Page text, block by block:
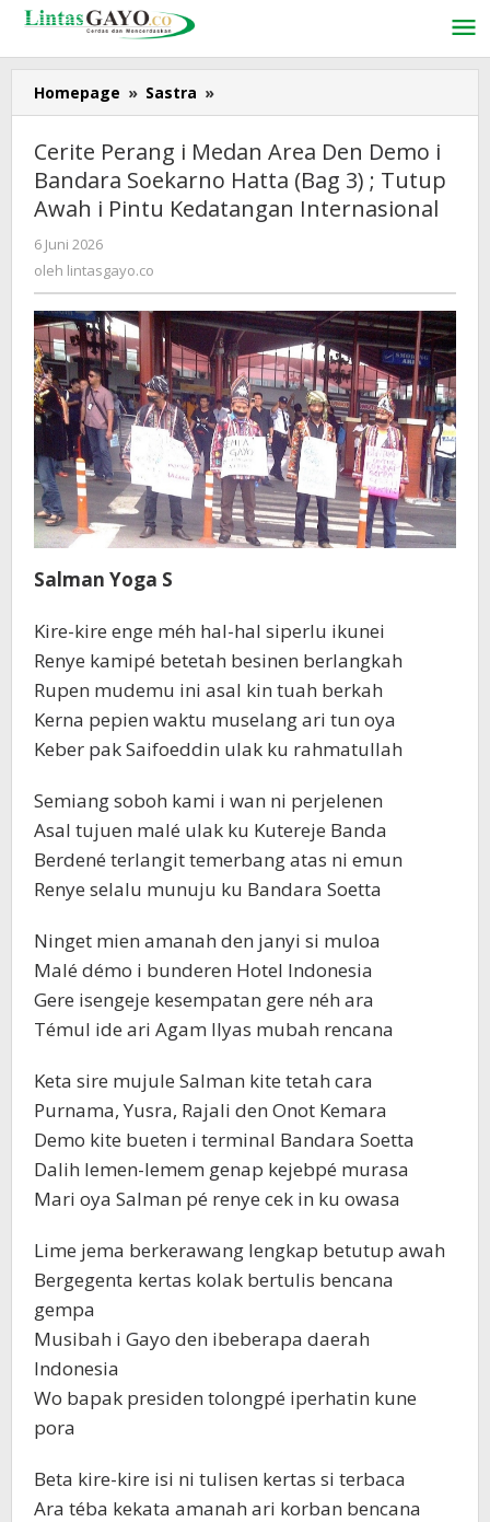
Lewati
konten
Homepage » Sastra »
Perang
Medan
Area
Den
Soekarno
Hatta
(Bag
3)
Tutup
Awah
i
Pintu
Kedatangan
Internasional
Cerite Perang i Medan Area Den Demo i
Bandara Soekarno Hatta (Bag 3) ; Tutup
Awah i Pintu Kedatangan Internasional
6 Juni 2026
lintasgayo.co
oleh lintasgayo.co
Salman Yoga S
Kire-kire enge méh hal-hal siperlu ikunei
Renye kamipé betetah besinen berlangkah
Rupen mudemu ini asal kin tuah berkah
Kerna pepien waktu muselang ari tun oya
Keber pak Saifoeddin ulak ku rahmatullah
Semiang soboh kami i wan ni perjelenen
Asal tujuen malé ulak ku Kutereje Banda
Berdené terlangit temerbang atas ni emun
Renye selalu munuju ku Bandara Soetta
Ninget mien amanah den janyi si muloa
Malé démo i bunderen Hotel Indonesia
Gere isengeje kesempatan gere néh ara
Témul ide ari Agam Ilyas mubah rencana
Keta sire mujule Salman kite tetah cara
Purnama, Yusra, Rajali den Onot Kemara
Demo kite bueten i terminal Bandara Soetta
Dalih lemen-lemem genap kejebpé murasa
Mari oya Salman pé renye cek in ku owasa
Lime jema berkerawang lengkap betutup awah
Bergegenta kertas kolak bertulis bencana
gempa
Musibah i Gayo den ibeberapa daerah
Indonesia
Wo bapak presiden tolongpé iperhatin kune
pora
Beta kire-kire isi ni tulisen kertas si terbaca
Ara téba kekata amanah ari korban bencana